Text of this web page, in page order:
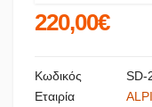
220,00€
Κωδικός
SD-
Εταιρία